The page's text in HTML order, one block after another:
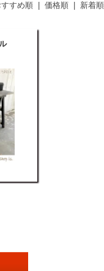
すすめ順 価格順 新着順